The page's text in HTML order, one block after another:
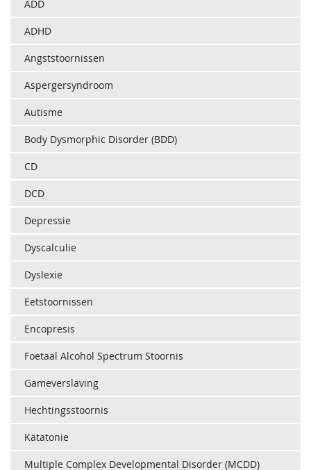
ADD
ADHD
Angststoornissen
Aspergersyndroom
Autisme
Body Dysmorphic Disorder (BDD)
CD
DCD
Depressie
Dyscalculie
Dyslexie
Eetstoornissen
Encopresis
Foetaal Alcohol Spectrum Stoornis
Gameverslaving
Hechtingsstoornis
Katatonie
Multiple Complex Developmental Disorder (MCDD)